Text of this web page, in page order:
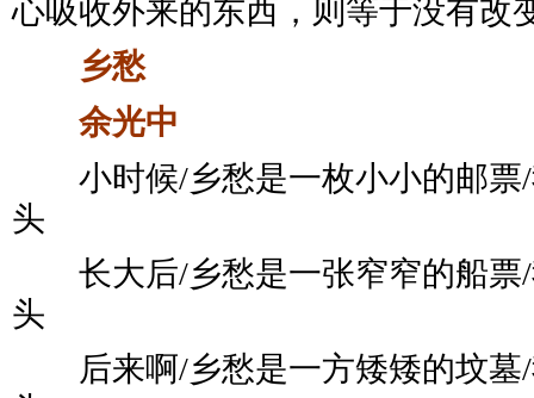
心吸收外来的东西，则等于没有改
乡愁
余光中
小时候/乡愁是一枚小小的邮票/
头
长大后/乡愁是一张窄窄的船票/
头
后来啊/乡愁是一方矮矮的坟墓/